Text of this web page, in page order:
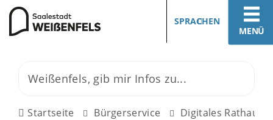
MENÜ
SPRACHEN
Startseite Bürgerservice Digitales Rathaus